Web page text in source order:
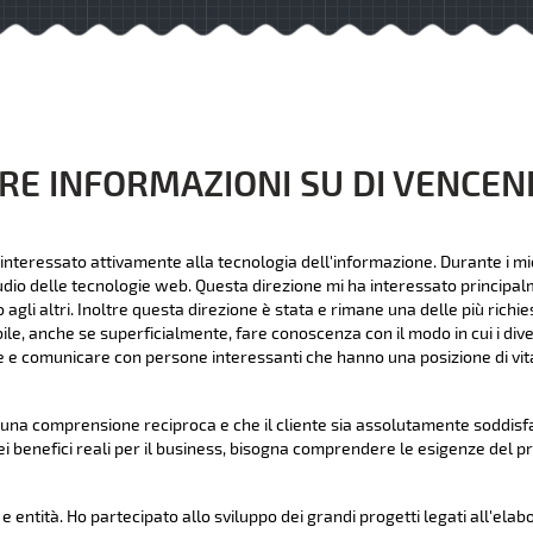
INFORMAZIONI SU DI
attivamente alla tecnologia dell'informazione. Durante i
delle tecnologie web. Questa direzione mi ha interessato
altri. Inoltre questa direzione è stata e rimane una delle più
anche se superficialmente, fare conoscenza con il modo in cui i
comunicare con persone interessanti che hanno una posizione di
comprensione reciproca e che il cliente sia assolutamente
benefici reali per il business, bisogna comprendere le esigenze del
entità. Ho partecipato allo sviluppo dei grandi progetti legati